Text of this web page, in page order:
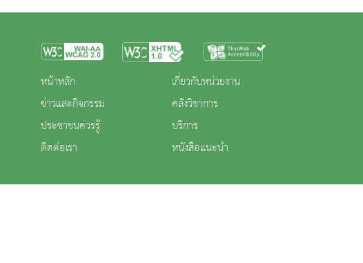
หน้าหลัก
ข่าวและกิจกรรม
ประชาชนควรรู้
ติดต่อเรา
เกี่ยวกับหน่วยงาน
คลังวิชาการ
บริการ
หนังสือแนะนำ